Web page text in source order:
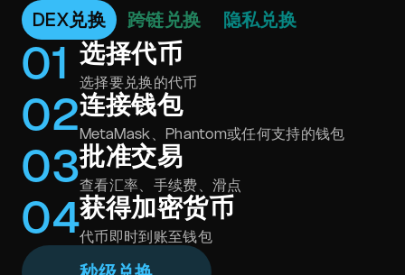
DEX兑换 跨链兑换 隐私兑换
01 选择代币
选择要兑换的代币
02连接钱包
MetaMask、Phantom或任何支持的钱包
03批准交易
查看汇率、手续费、滑点
04获得加密货币
代币即时到账至钱包